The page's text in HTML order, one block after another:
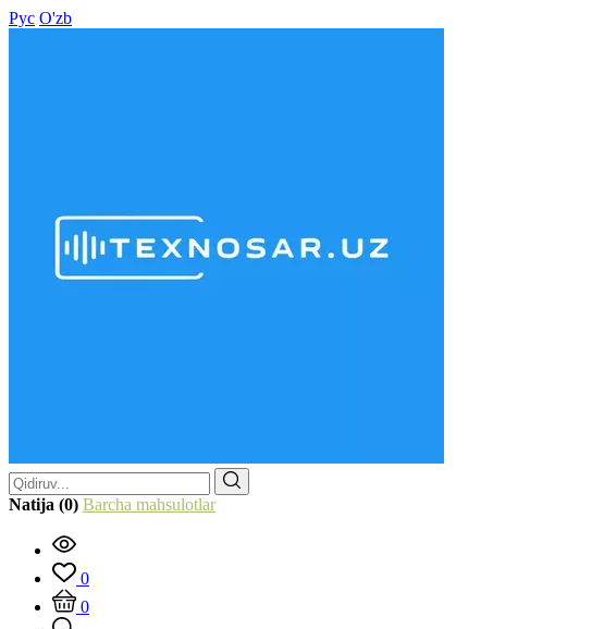
Рус O'zb
Natija (0) Barcha mahsulotlar
0
0